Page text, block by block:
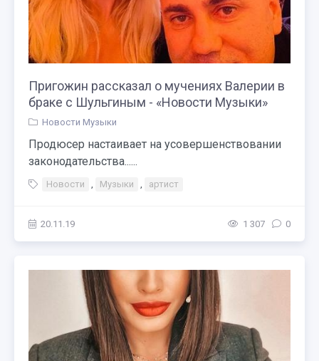
Пригожин рассказал о мучениях Валерии в
браке с Шульгиным - «Новости Музыки»
Новости Музыки
Продюсер настаивает на усовершенствовании
законодательства......
Новости , Музыки , артист
20.11.19 1 307 0